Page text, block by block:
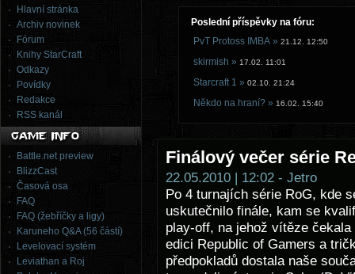
Hlavní stránka
Archiv novinek
Fórum
Knihy StarCraft
Odkazy
Povídky
Redakce
RSS kanál
Battle.net preview
BlizzCast
Časová osa
FAQ
FAQ (žebříčky a ligy)
Karuneho Q&A (56 částí)
Levelovací systém
Leviathan a Roj
Poslední příspěvky na fóru:
PvT Protoss IMBA » 21.12. 12:50
skirmish » 17.02. 11:01
Starcraft 1 » 02.10. 21:24
Někdo na hraní? » 16.02. 15:40
Finálový večer série
22.05.2010 | 12:02 - Jetro
Po 4 turnajích série RoG, kde
uskutečnilo finále, kam se
play-off, na jehož vítěze
edici Republic of Gamers a
předpokladů dostala naše